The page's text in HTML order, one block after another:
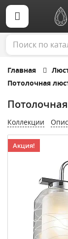
Главная
Потолочная
Коллекции
Акция!